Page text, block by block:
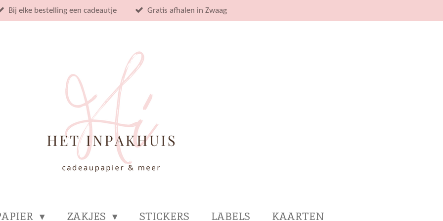
Bij elke bestelling een cadeautje Gratis afhalen in Zwaag
ZAKJES STICKERS LABELS
KAARTEN